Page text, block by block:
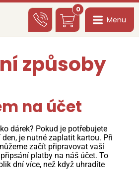
0
Menu
způsoby
na účet
dárek? Pokud je potřebujete
je nutné zaplatit kartou. Při
začít připravovat vaší
platby na náš účet. To
dní více, než když uhradíte